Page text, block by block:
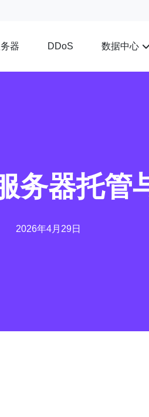
器 DDoS 数据中心
务器托管
2026年4月29日